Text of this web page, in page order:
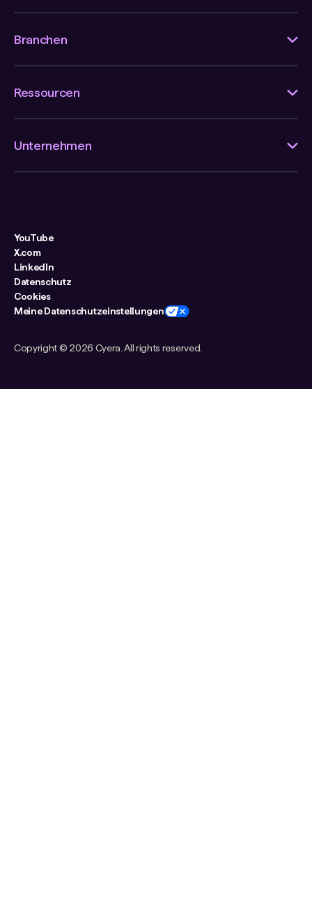
Branchen
Ressourcen
Unternehmen
Copyright © 2026 Cyera. All rights reserved.
YouTube
X.com
LinkedIn
Datenschutz
Cookies
Meine Datenschutzeinstellungen